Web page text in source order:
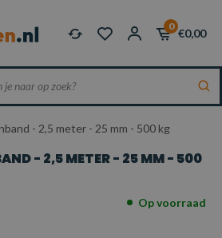
0
€0,00
- 2,5 meter - 25 mm - 500 kg
- 2,5 METER - 25 MM - 500
Op voorraad